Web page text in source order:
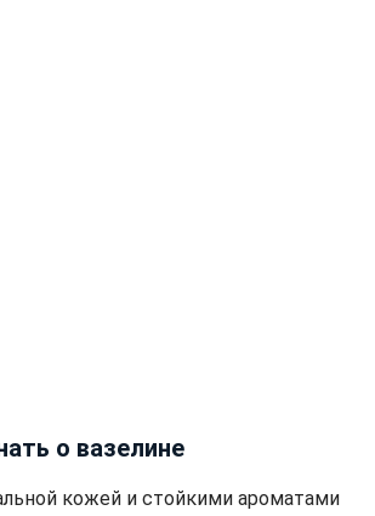
о вазелине
кожей и стойкими ароматами